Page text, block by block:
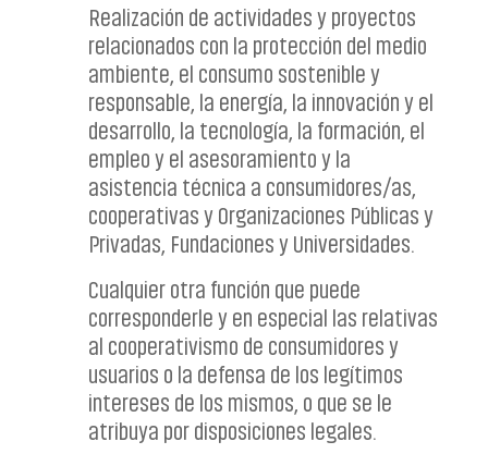
Realización de actividades y proyectos
relacionados con la protección del medio
ambiente, el consumo sostenible y
responsable, la energía, la innovación y el
desarrollo, la tecnología, la formación, el
empleo y el asesoramiento y la
asistencia técnica a consumidores/as,
cooperativas y Organizaciones Públicas y
Privadas, Fundaciones y Universidades.
Cualquier otra función que puede
corresponderle y en especial las relativas
al cooperativismo de consumidores y
usuarios o la defensa de los legítimos
intereses de los mismos, o que se le
atribuya por disposiciones legales.